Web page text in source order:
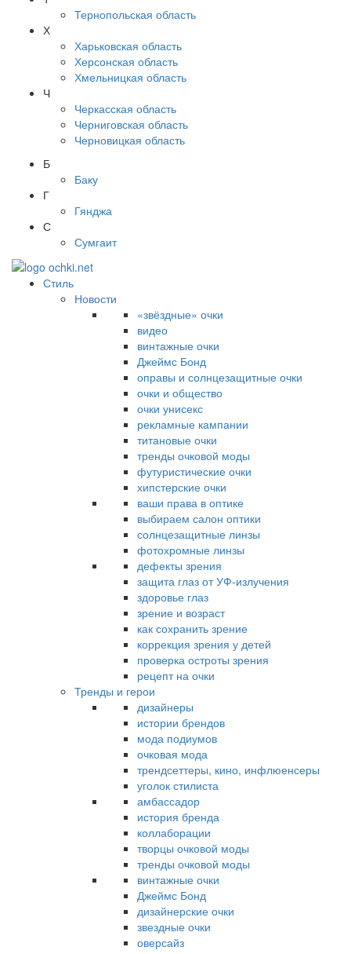
Тернопольская область
Х
Харьковская область
Херсонская область
Хмельницкая область
Ч
Черкасская область
Черниговская область
Черновицкая область
Б
Баку
Г
Гянджа
С
Сумгаит
Стиль
Новости
«звёздные» очки
видео
винтажные очки
Джеймс Бонд
оправы и солнцезащитные очки
очки и общество
очки унисекс
рекламные кампании
титановые очки
тренды очковой моды
футуристические очки
хипстерские очки
ваши права в оптике
выбираем салон оптики
солнцезащитные линзы
фотохромные линзы
дефекты зрения
защита глаз от УФ-излучения
здоровье глаз
зрение и возраст
как сохранить зрение
коррекция зрения у детей
проверка остроты зрения
рецепт на очки
Тренды и герои
дизайнеры
истории брендов
мода подиумов
очковая мода
трендсеттеры, кино, инфлюенсеры
уголок стилиста
амбассадор
история бренда
коллаборации
творцы очковой моды
тренды очковой моды
винтажные очки
Джеймс Бонд
дизайнерские очки
звездные очки
оверсайз